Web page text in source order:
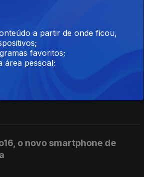
em julho com Galaxy Z Fold
o novo smartphone de
a partir de onde ficou,
favoritos;
área pessoal;